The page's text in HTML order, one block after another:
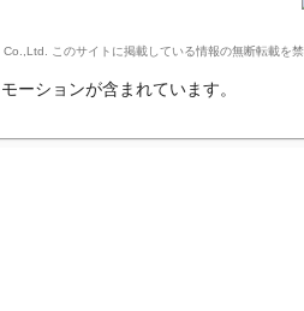
このサイトに掲載している情報の無断転載を
ーションが含まれています。